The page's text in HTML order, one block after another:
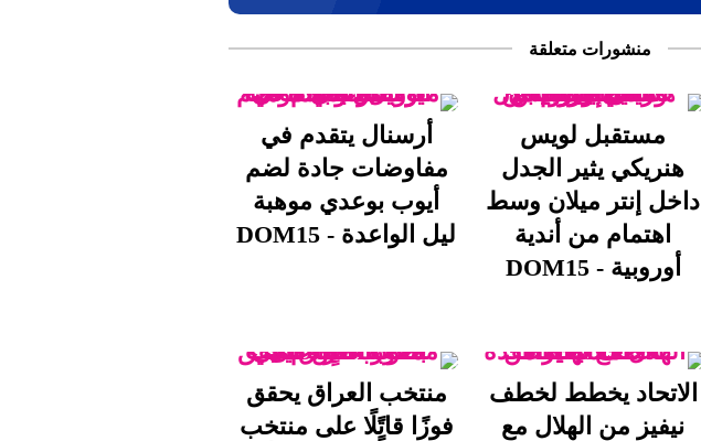
منشورات متعلقة
مستقبل لويس
هنريكي يثير الجدل
داخل إنتر ميلان وسط
اهتمام من أندية
أوروبية - DOM15
أرسنال يتقدم في
مفاوضات جادة لضم
أيوب بوعدي موهبة
ليل الواعدة - DOM15
الاتحاد يخطط لخطف
نيفيز من الهلال مع
منتخب العراق يحقق
فوزًا قاتًٍلًا على منتخب